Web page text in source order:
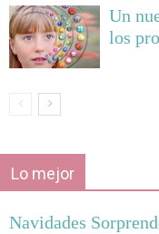
Un
los
Lo mejor
Navidades